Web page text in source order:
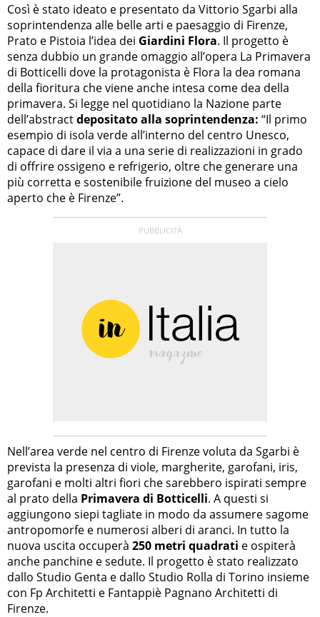
Così è stato ideato e presentato da Vittorio Sgarbi alla
soprintendenza alle belle arti e paesaggio di Firenze,
Prato e Pistoia l’idea dei Giardini Flora. Il progetto è
senza dubbio un grande omaggio all’opera La Primavera
di Botticelli dove la protagonista è Flora la dea romana
della fioritura che viene anche intesa come dea della
primavera. Si legge nel quotidiano la Nazione parte
dell’abstractdepositato alla soprintendenza: “Il primo
esempio di isola verde all’interno del centro Unesco,
capace di dare il via a una serie di realizzazioni in grado
di offrire ossigeno e refrigerio, oltre che generare una
più corretta e sostenibile fruizione del museo a cielo
aperto che è Firenze”.
Nell’area verde nel centro di Firenze voluta da Sgarbi è
prevista la presenza di viole, margherite, garofani, iris,
garofani e molti altri fiori che sarebbero ispirati sempre
al prato della Primavera di Botticelli. A questi si
aggiungono siepi tagliate in modo da assumere sagome
antropomorfe e numerosi alberi di aranci. In tutto la
nuova uscita occuperà 250 metri quadrati e ospiterà
anche panchine e sedute. Il progetto è stato realizzato
dallo Studio Genta e dallo Studio Rolla di Torino insieme
con Fp Architetti e Fantappiè Pagnano Architetti di
Firenze.